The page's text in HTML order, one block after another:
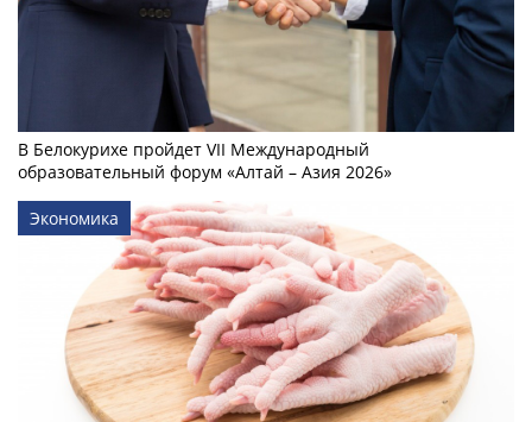
В Белокурихе пройдет VII Международный
образовательный форум «Алтай – Азия 2026»
Экономика